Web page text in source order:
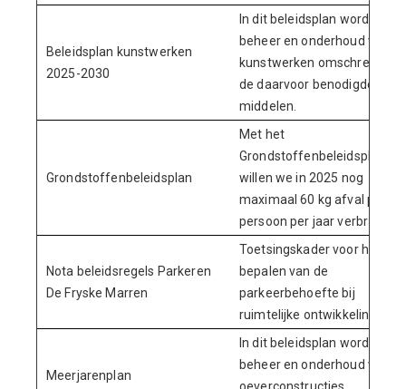
Beleidsplan kunstwerken
2025-2030
In dit beleidsplan wordt het
beheer en onderhoud van de
kunstwerken omschreven
de daarvoor benodigde
middelen.
Grondstoffenbeleidsplan
Met het
Grondstoffenbeleidsplan
willen we in 2025 nog
maximaal 60 kg afval per
persoon per jaar
Nota beleidsregels Parkeren
De Fryske Marren
Toetsingskader voor het
bepalen van de
parkeerbehoefte bij
ruimtelijke ontwikkelingen.
Meerjarenplan
In dit beleidsplan wordt het
beheer en onderhoud van de